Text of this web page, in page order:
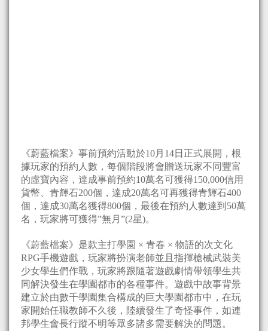
《蔚藍檔案》事前預約活動於10月14日正式展開，根
據玩家的預約人數，每個階段將會贈送玩家不同豐富
的虛寶內容，達成事前預約10萬名可獲得150,000信用
貨幣、青輝石200個，達成20萬名可再獲得青輝石400
個，達成30萬名獲得800個，最後在預約人數達到50萬
名，玩家將可獲得”無月”(2星)。
《蔚藍檔案》是款主打學園 × 青春 × 物語的次文化
RPG手機遊戲，玩家將扮演老師並且指揮槍械武裝美
少女學生們作戰，玩家將跟隨著遊戲劇情帶領學生共
同解決發生在學園都市的各種事件。遊戲中故事背景
建立於由數千學園集合構成的巨大學園都市中，在玩
家開始任職教師不久後，陸續發生了奇怪事件，如連
邦學生會長行蹤不明等眾多諸多需要解決的問題。